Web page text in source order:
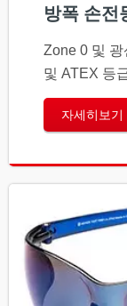
방폭 손전
Zone 0 및
및 ATEX 등
자세히보기